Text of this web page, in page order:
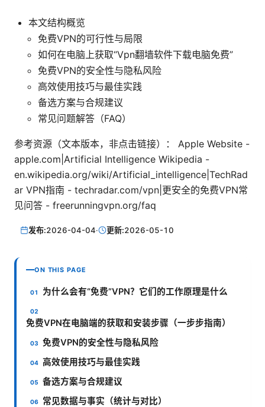
本文结构概览
免费VPN的可行性与局限
如何在电脑上获取“Vpn翻墙软件下载电脑免费”
免费VPN的安全性与隐私风险
高效使用技巧与最佳实践
备选方案与合规建议
常见问题解答（FAQ）
参考资源（文本版本，非点击链接）： Apple Website -
apple.com|Artificial Intelligence Wikipedia -
en.wikipedia.org/wiki/Artificial_intelligence|TechRad
ar VPN指南 - techradar.com/vpn|更安全的免费VPN常
见问答 - freerunningvpn.org/faq
发布:2026-04-04· 更新:2026-05-10
ON THIS PAGE
为什么会有“免费”VPN？它们的工作原理是什么
免费VPN在电脑端的获取和安装步骤（一步步指南）
免费VPN的安全性与隐私风险
高效使用技巧与最佳实践
备选方案与合规建议
常见数据与事实（统计与对比）